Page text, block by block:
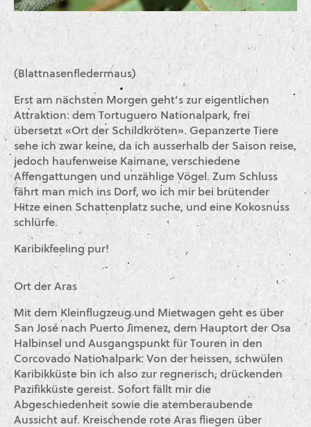
(Blattnasenfledermaus)
Erst am nächsten Morgen geht’s zur eigentlichen
Attraktion: dem Tortuguero Nationalpark, frei
übersetzt «Ort der Schildkröten». Gepanzerte Tiere
sehe ich zwar keine, da ich ausserhalb der Saison reise,
jedoch haufenweise Kaimane, verschiedene
Affengattungen und unzählige Vögel. Zum Schluss
fährt man mich ins Dorf, wo ich mir bei brütender
Hitze einen Schattenplatz suche, und eine Kokosnuss
schlürfe.
Karibikfeeling pur!
Ort der Aras
Mit dem Kleinflugzeug und Mietwagen geht es über
San José nach Puerto Jimenez, dem Hauptort der Osa
Halbinsel und Ausgangspunkt für Touren in den
Corcovado Nationalpark. Von der heissen, schwülen
Karibikküste bin ich also zur regnerisch, drückenden
Pazifikküste gereist. Sofort fällt mir die
Abgeschiedenheit sowie die atemberaubende
Aussicht auf. Kreischende rote Aras fliegen über